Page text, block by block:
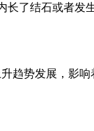
了结石或者发
趋势发展，影